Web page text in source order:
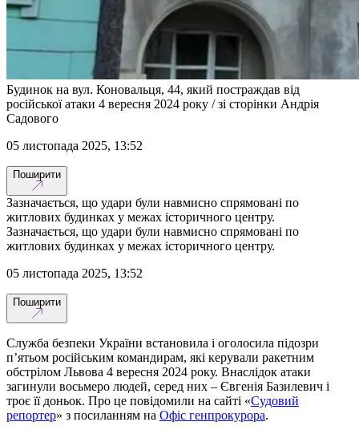
Будинок на вул. Коновальця, 44, який постраждав від
російської атаки 4 вересня 2024 року / зі сторінки Андрія
Садового
05 листопада 2025, 13:52
Поширити
Зазначається, що удари були навмисно спрямовані по
житлових будинках у межах історичного центру.
Зазначається, що удари були навмисно спрямовані по
житлових будинках у межах історичного центру.
05 листопада 2025, 13:52
Поширити
Служба безпеки України встановила і оголосила підозри
п’ятьом російським командирам, які керували ракетним
обстрілом Львова 4 вересня 2024 року. Внаслідок атаки
загинули восьмеро людей, серед них – Євгенія Базилевич і
троє її доньок. Про це повідомили на сайті «Судовий
репортер» з посиланням на Офіс генпрокурора.